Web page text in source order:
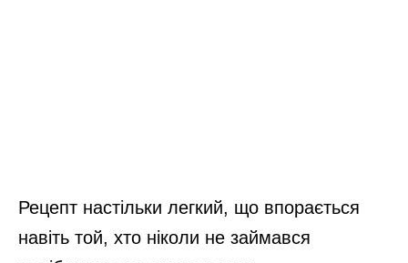
Рецепт настільки легкий, що впорається
навіть той, хто ніколи не займався